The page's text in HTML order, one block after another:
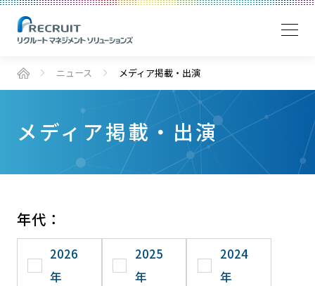
ニュース メディア掲載・出演
メディア掲載・出演
年代：
2026
年
2025
年
2024
年